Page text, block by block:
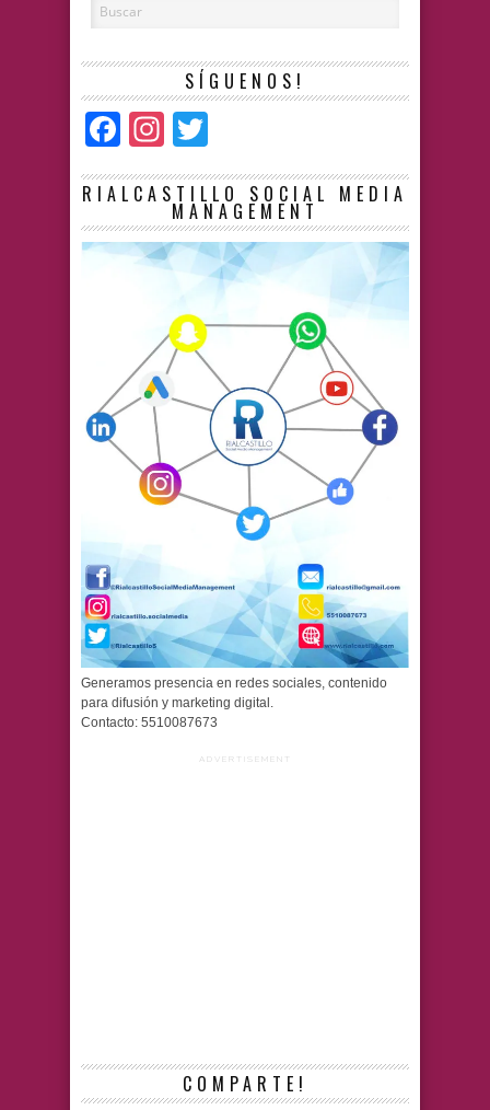
SÍGUENOS!
Facebook
Instagram
RIALCASTILLO SOCIAL MEDIA
MANAGEMENT
Generamos presencia en redes sociales, contenido
para difusión y marketing digital.
Contacto: 5510087673
ADVERTISEMENT
COMPARTE!